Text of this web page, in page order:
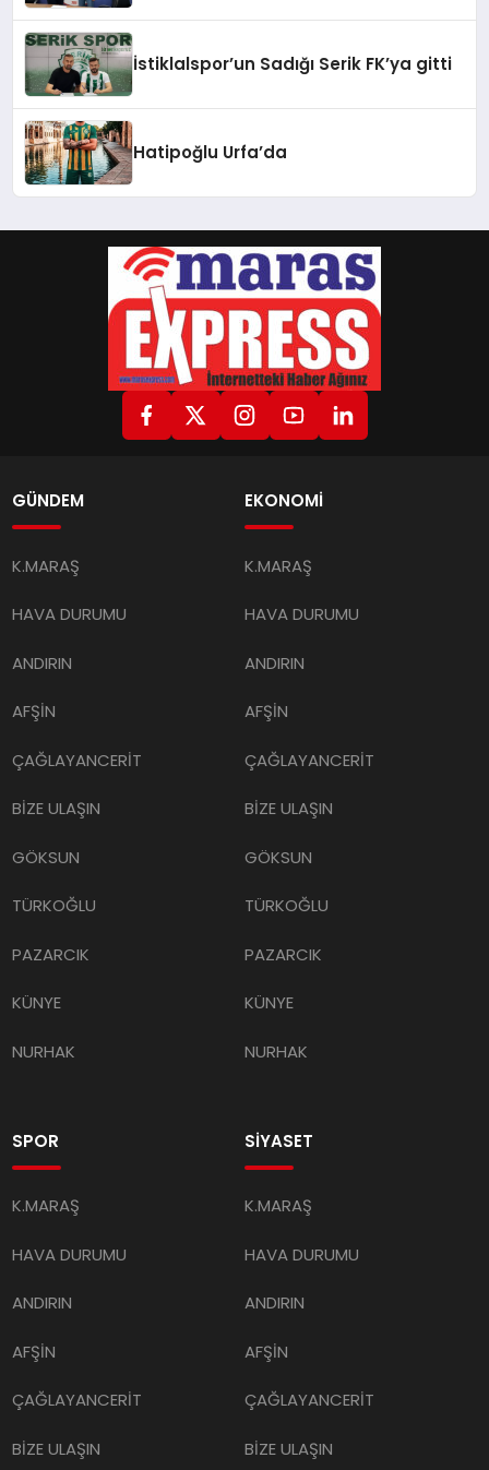
İstiklalspor’un Sadığı Serik FK’ya gitti
Hatipoğlu Urfa’da
GÜNDEM
K.MARAŞ
HAVA DURUMU
ANDIRIN
AFŞİN
ÇAĞLAYANCERİT
BİZE ULAŞIN
GÖKSUN
TÜRKOĞLU
PAZARCIK
KÜNYE
NURHAK
EKONOMİ
K.MARAŞ
HAVA DURUMU
ANDIRIN
AFŞİN
ÇAĞLAYANCERİT
BİZE ULAŞIN
GÖKSUN
TÜRKOĞLU
PAZARCIK
KÜNYE
NURHAK
SPOR
K.MARAŞ
HAVA DURUMU
ANDIRIN
AFŞİN
ÇAĞLAYANCERİT
BİZE ULAŞIN
SİYASET
K.MARAŞ
HAVA DURUMU
ANDIRIN
AFŞİN
ÇAĞLAYANCERİT
BİZE ULAŞIN